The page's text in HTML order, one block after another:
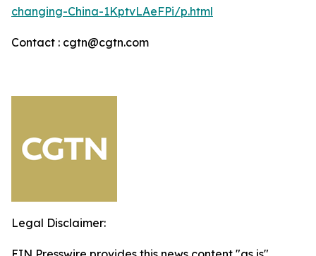
changing-China-1KptvLAeFPi/p.html
Contact : cgtn@cgtn.com
Legal Disclaimer: